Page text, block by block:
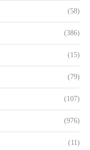
(58)
(386)
(15)
(79)
(107)
(976)
(11)